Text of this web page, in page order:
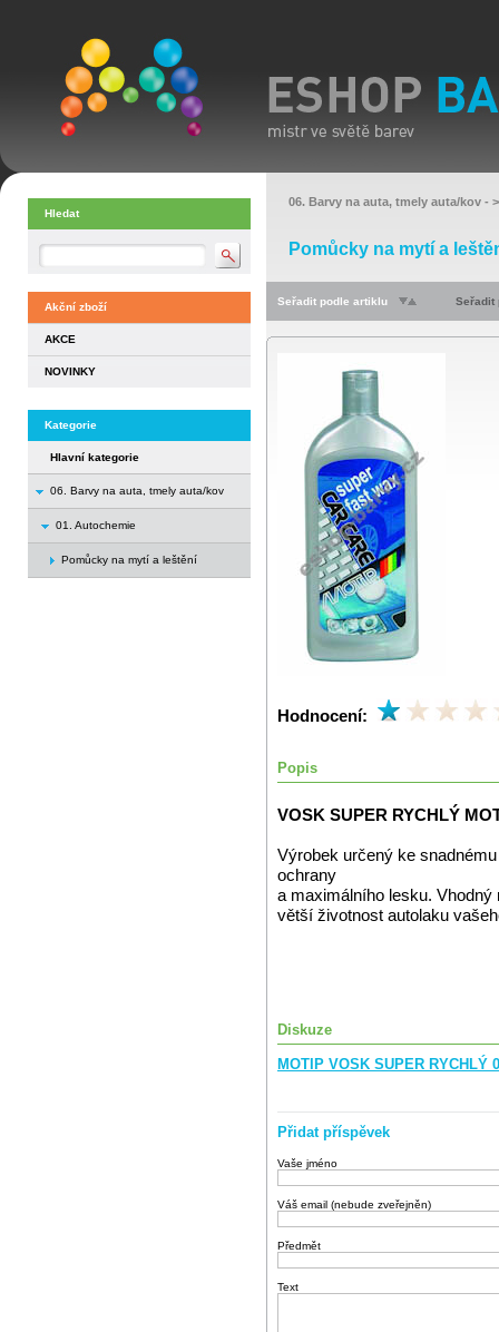
Hledat
Akční zboží
AKCE
NOVINKY
Kategorie
Hlavní kategorie
06. Barvy na auta, tmely auta/kov
01. Autochemie
Pomůcky na mytí a leštění
06. Barvy na auta, tmely auta/kov -
Pomůcky na mytí a
Seřadit podle artiklu Seřadit
Hodnocení:
Popis
VOSK SUPER RYCHLÝ
Výrobek určený ke
ochrany
a maximálního lesku.
větší životnost autolaku
Diskuze
MOTIP VOSK SUPER RYCHLÝ
Přidat příspěvek
Vaše jméno
Váš email (nebude zveřejněn)
Předmět
Text